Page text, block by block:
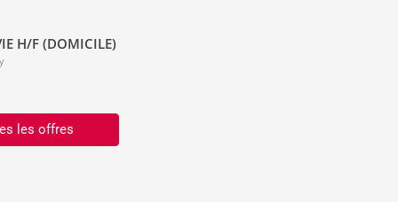
H/F (DOMICILE)
les offres